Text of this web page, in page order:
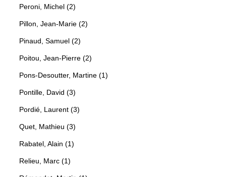
Peroni, Michel (2)
Pillon, Jean-Marie (2)
Pinaud, Samuel (2)
Poitou, Jean-Pierre (2)
Pons-Desoutter, Martine (1)
Pontille, David (3)
Pordié, Laurent (3)
Quet, Mathieu (3)
Rabatel, Alain (1)
Relieu, Marc (1)